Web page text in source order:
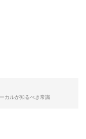
カルが知るべき常識